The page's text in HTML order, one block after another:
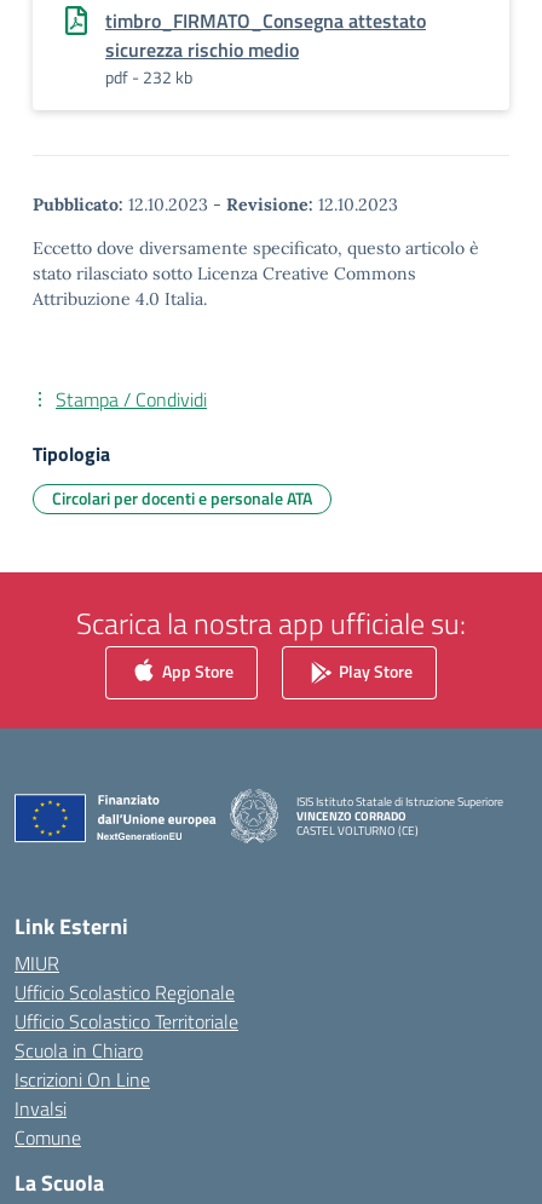
timbro_FIRMATO_Consegna attestato
sicurezza rischio medio
pdf - 232 kb
Pubblicato: 12.10.2023 - Revisione: 12.10.2023
Eccetto dove diversamente specificato, questo articolo è
stato rilasciato sotto Licenza Creative Commons
Attribuzione 4.0 Italia.
Stampa / Condividi
Tipologia
Circolari per docenti e personale ATA
Scarica la nostra app ufficiale su:
App Store Play Store
ISIS Istituto Statale di Istruzione Superiore
VINCENZO CORRADO
CASTEL VOLTURNO (CE)
Link Esterni
MIUR
Ufficio Scolastico Regionale
Ufficio Scolastico Territoriale
Scuola in Chiaro
Iscrizioni On Line
Invalsi
Comune
La Scuola